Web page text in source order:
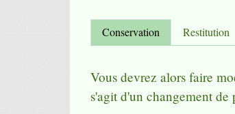
Conservation Restitution
Vous devrez alors faire
s'agit d'un changement de